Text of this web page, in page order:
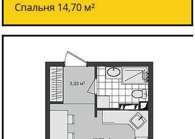
Спальня 14,70 м²